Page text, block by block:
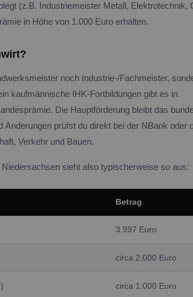
(z.B. Industriemeister Metall, Elektrotechnik,
in Höhe von 1.000 Euro erhalten.
noch Industrie-/Fachmeister,
kaufmännische IHK-Fortbildungen gibt es in
Die Hauptförderung bleibt das
prüfst du direkt bei der NBank oder
Verkehr und Bauen.
sieht also typischerweise so aus:
Betrag
3.997 Euro
circa 2.000 Euro
circa 1.000 Euro